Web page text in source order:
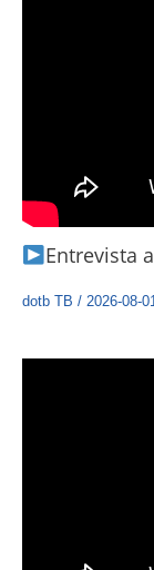
Entrevista
dotb TB / 2026-08-